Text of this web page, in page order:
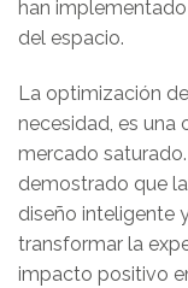
han
del espacio.
La optimización
necesidad, es una
mercado
demostrado que
diseño inteligente
transformar la
impacto positivo